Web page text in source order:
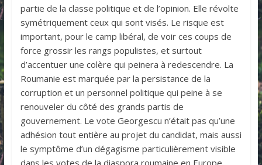
partie de la classe politique et de l’opinion. Elle révolte
symétriquement ceux qui sont visés. Le risque est
important, pour le camp libéral, de voir ces coups de
force grossir les rangs populistes, et surtout
d’accentuer une colère qui peinera à redescendre. La
Roumanie est marquée par la persistance de la
corruption et un personnel politique qui peine à se
renouveler du côté des grands partis de
gouvernement. Le vote Georgescu n’était pas qu’une
adhésion tout entière au projet du candidat, mais aussi
le symptôme d’un dégagisme particulièrement visible
dans les votes de la diaspora roumaine en Europe